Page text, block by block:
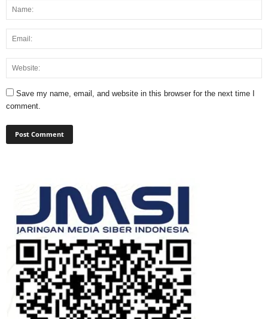
Save my name, email, and website in this browser for the next time I
comment.